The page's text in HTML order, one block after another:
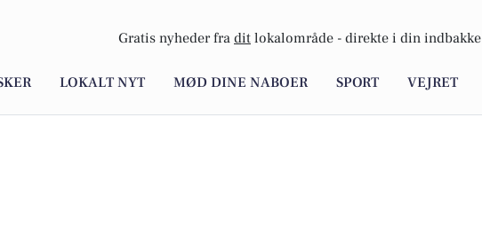
Gratis nyheder fra dit lokalområde - direkte i din indbakke
LOKALT NYT MØD DINE NABOER SPORT VEJRET